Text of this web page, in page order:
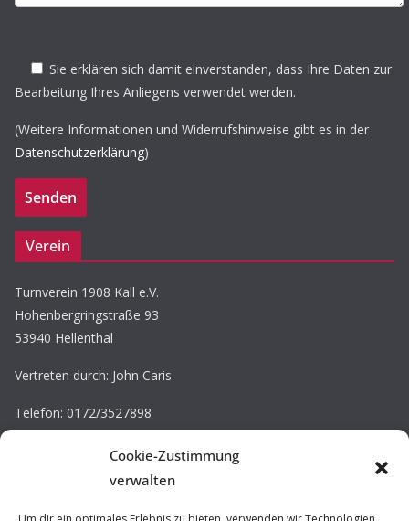
Cookie-Zustimmung
verwalten
Sie erklären sich damit einverstanden, dass Ihre Daten zur
Bearbeitung Ihres Anliegens verwendet werden.
(Weitere Informationen und Widerrufshinweise gibt es in der
Datenschutzerklärung)
Verein
Turnverein 1908 Kall e.V.
Hohenbergringstraße 93
53940 Hellenthal
Vertreten durch: John Caris
Telefon: 0172/3527898
E-Mail: john.caris@tv-kall.de
Eintragung im Vereinsregister.